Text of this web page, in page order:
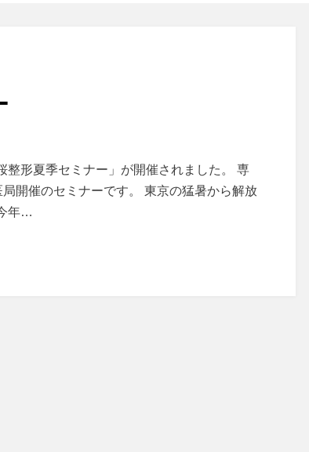
整形夏季セミナー」が開催されました。 専
開催のセミナーです。 東京の猛暑から解放
年…